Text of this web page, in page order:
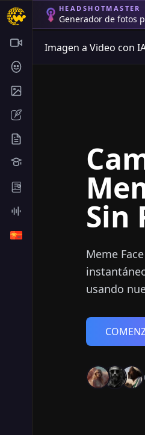
HEADSHOTMASTER
Generador de fotos
Imagen a Video con
Sin
Meme
usando